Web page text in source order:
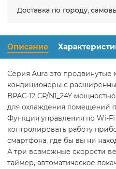
Доставка по городу,
Описание
Серия Aura это продвинутые
кондиционеры с
BPAC-12 CP/N1_24Y
для охлаждения помещений
Функция управления по Wi-Fi
контролировать работу
смартфона, где бы вы ни
А три возможные скорости
таймер, автоматическое